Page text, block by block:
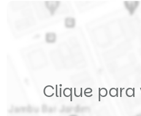
Clique